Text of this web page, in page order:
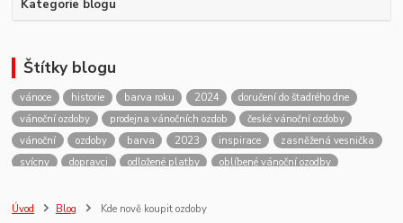
Kategorie blogu
Štítky blogu
vánoce historie barva roku 2024
doručení do štadrého dne
vánoční ozdoby
prodejna vánočních ozdob
české vánoční ozdoby
vánoční
ozdoby barva 2023 inspirace
zasněžená vesnička
svícny
dopravci odložené platby
oblíbené vánoční ozodby
Úvod
Blog Kde nově koupit ozdoby